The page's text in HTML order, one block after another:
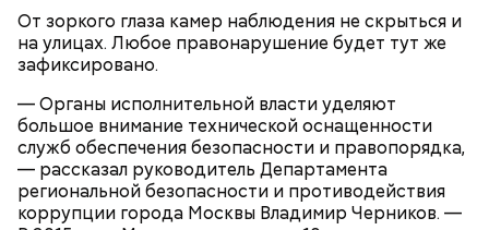
От зоркого глаза камер наблюдения не скрыться и
на улицах. Любое правонарушение будет тут же
зафиксировано.
— Органы исполнительной власти уделяют
большое внимание технической оснащенности
служб обеспечения безопасности и правопорядка,
— рассказал руководитель Департамента
региональной безопасности и противодействия
коррупции города Москвы Владимир Черников. —